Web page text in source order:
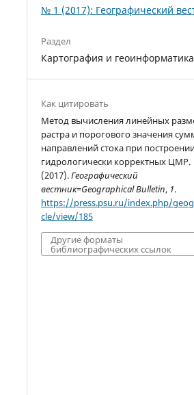
№ 1 (2017): Географический
Раздел
Картография и геоинформатика
Как цитировать
Метод вычисления линейных
растра и порогового значения
направлений стока при
гидрологически корректных ЦМР.
(2017).Географический
вестник=Geographical Bulletin, 1.
https://press.psu.ru/index.php/
cle/view/185
Другие форматы
библиографических ссылок